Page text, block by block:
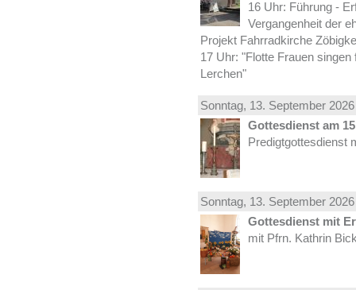
16 Uhr: Führung -
Vergangenheit der
Projekt Fahrradkirche
17 Uhr: "Flotte Frauen
Lerchen"
Sonntag, 13. September
Gottesdienst am
Predigtgottesdienst
Sonntag, 13. September
Gottesdienst mit
mit Pfrn. Kathrin